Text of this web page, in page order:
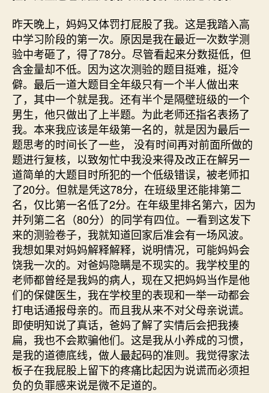
昨天晚上，妈妈又体罚打屁股了我。这是我踏入高
中学习阶段的第一次。原因是我在最近一次数学测
验中考砸了，得了78分。尽管看起来分数挺低，但
含金量却不低。因为这次测验的题目挺难，挺冷
僻。最后一道大题目全年级只有一个半人做出来
了，其中一个就是我。还有半个是隔壁班级的一个
男生，他只做出了上半题。为此老师还指名表扬了
我。本来我应该是年级第一名的，就是因为最后一
题思考的时间长了一些， 没有时间再对前面所做的
题进行复核，以致匆忙中我没来得及改正在解另一
道简单的大题目时所犯的一个低级错误，被老师扣
了20分。但就是凭这78分，在班级里还能排第二
名，仅比第一名低了2分。在年级里排名第六，因为
并列第二名（80分）的同学有四位。一看到这发下
来的测验卷子，我就知道回家后准会有一场风波。
我想如果对妈妈解释解释，说明情况，可能妈妈会
饶我一次的。对爸妈隐瞒是不现实的。我学校里的
老师都曾经是我妈的病人，现在又把妈妈当作是他
们的保健医生，我在学校里的表现和一举一动都会
打电话通报母亲的。而且我从来不对父母亲说谎。
即使明知说了真话，爸妈了解了实情后会把我揍
扁，我也不会欺骗他们。这是我从小养成的习惯，
是我的道德底线，做人最起码的准则。我觉得家法
板子在我屁股上留下的疼痛比起因为说谎而必须担
负的负罪感来说是微不足道的。